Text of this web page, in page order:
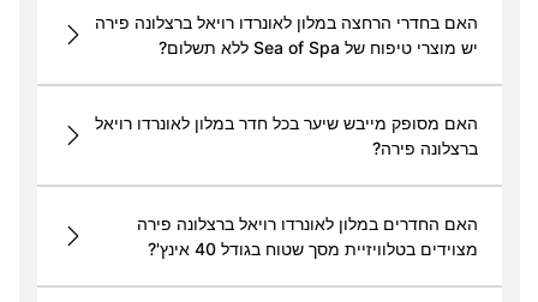
האם בחדרי הרחצה במלון לאונרדו רויאל ברצלונה פירה
יש מוצרי טיפוח של Sea of Spa ללא תשלום?
האם מסופק מייבש שיער בכל חדר במלון לאונרדו רויאל
ברצלונה פירה?
האם החדרים במלון לאונרדו רויאל ברצלונה פירה
מצוידים בטלוויזיית מסך שטוח בגודל 40 אינץ'?